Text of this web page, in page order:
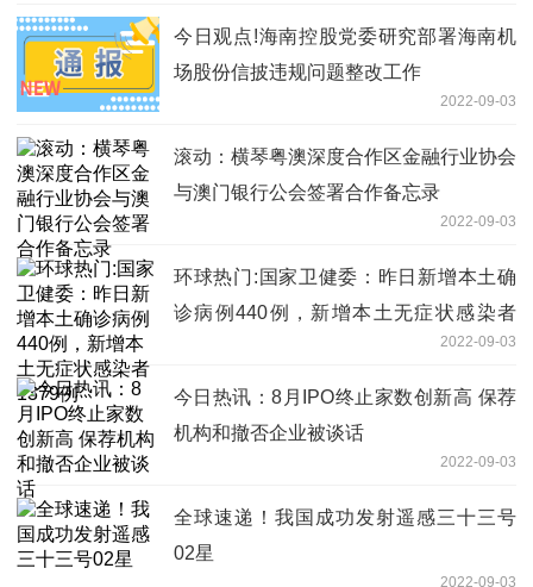
今日观点!海南控股党委研究部署海南机
场股份信披违规问题整改工作
2022-09-03
滚动：横琴粤澳深度合作区金融行业协会
与澳门银行公会签署合作备忘录
2022-09-03
环球热门:国家卫健委：昨日新增本土确
诊病例440例，新增本土无症状感染者
2022-09-03
今日热讯：8月IPO终止家数创新高 保荐
机构和撤否企业被谈话
2022-09-03
全球速递！我国成功发射遥感三十三号
02星
2022-09-03